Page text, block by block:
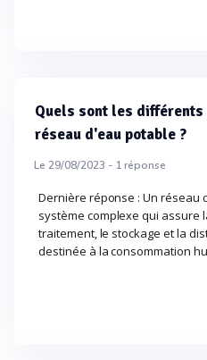
Quels sont les
réseau d'eau potable ?
Le 29/08/2023 - 1réponse
Dernière réponse : Un réseau
système complexe qui assure
traitement, le stockage et la
destinée à la consommation